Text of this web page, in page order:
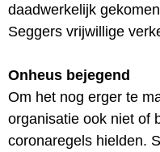
daadwerkelijk
Seggers vrijwillige
Onheus bejegend
Om het nog erger te
organisatie ook niet of
coronaregels hielden.